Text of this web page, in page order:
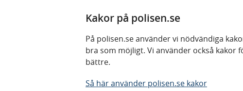
Kakor på polisen.se
På polisen.se använder vi nödvändiga
bra som möjligt. Vi använder också kakor
bättre.
Så här använder polisen.se kakor